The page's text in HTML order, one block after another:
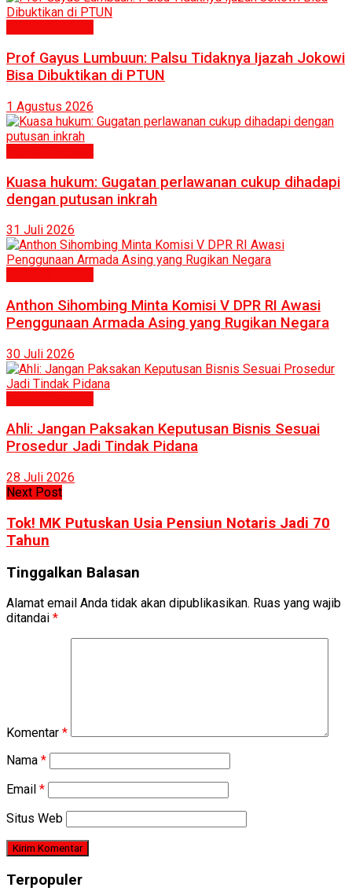
Prof Gayus Lumbuun: Palsu Tidaknya Ijazah Jokowi
Bisa Dibuktikan di PTUN
1 Agustus 2026
Kuasa hukum: Gugatan perlawanan cukup dihadapi
dengan putusan inkrah
31 Juli 2026
Anthon Sihombing Minta Komisi V DPR RI Awasi
Penggunaan Armada Asing yang Rugikan Negara
30 Juli 2026
Ahli: Jangan Paksakan Keputusan Bisnis Sesuai
Prosedur Jadi Tindak Pidana
28 Juli 2026
Next Post
Tok! MK Putuskan Usia Pensiun Notaris Jadi 70
Tahun
Tinggalkan Balasan
Alamat email Anda tidak akan dipublikasikan. Ruas yang wajib
ditandai *
Komentar *
Nama *
Email *
Situs Web
Terpopuler